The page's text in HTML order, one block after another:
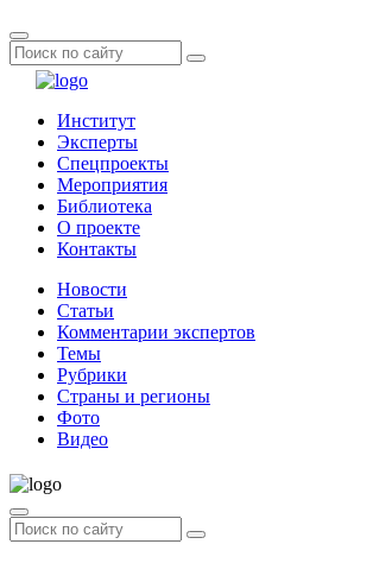
Институт
Эксперты
Спецпроекты
Мероприятия
Библиотека
О проекте
Контакты
Новости
Статьи
Комментарии экспертов
Темы
Рубрики
Страны и регионы
Фото
Видео